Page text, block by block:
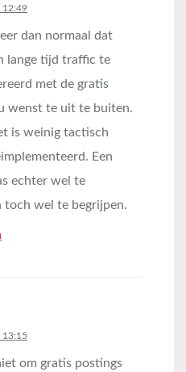
12:49
dan normaal dat
lange tijd traffic te
met de gratis
wenst te uit te buiten.
is weinig tactisch
Een
echter wel te
toch wel te begrijpen.
13:15
om gratis postings